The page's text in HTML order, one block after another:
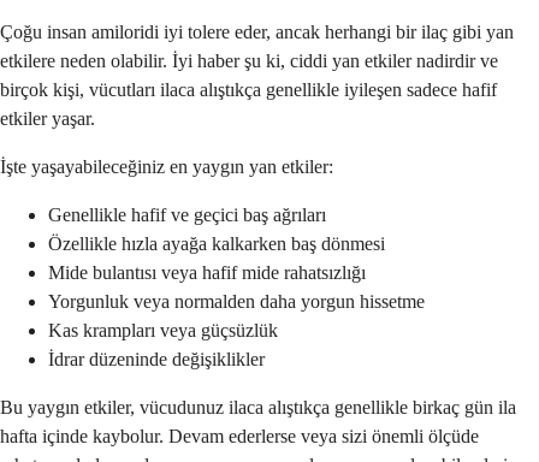
Çoğu insan amiloridi iyi tolere eder, ancak herhangi bir ilaç gibi yan
etkilere neden olabilir. İyi haber şu ki, ciddi yan etkiler nadirdir ve
birçok kişi, vücutları ilaca alıştıkça genellikle iyileşen sadece hafif
etkiler yaşar.
İşte yaşayabileceğiniz en yaygın yan etkiler:
Genellikle hafif ve geçici baş ağrıları
Özellikle hızla ayağa kalkarken baş dönmesi
Mide bulantısı veya hafif mide rahatsızlığı
Yorgunluk veya normalden daha yorgun hissetme
Kas krampları veya güçsüzlük
İdrar düzeninde değişiklikler
Bu yaygın etkiler, vücudunuz ilaca alıştıkça genellikle birkaç gün ila
hafta içinde kaybolur. Devam ederlerse veya sizi önemli ölçüde